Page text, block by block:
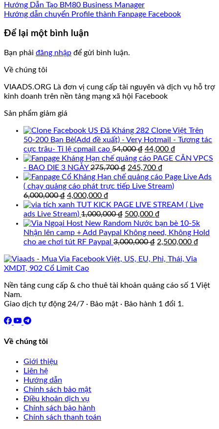
Hướng Dẫn Tạo BM80 Business Manager
Hướng dẫn chuyển Profile thành Fanpage Facebook
Để lại một bình luận
Bạn phải đăng nhập để gửi bình luận.
Về chúng tôi
VIAADS.ORG Là đơn vị cung cấp tài nguyên và dịch vụ hỗ trợ
kinh doanh trên nền tảng mạng xã hội Facebook
Sản phẩm giảm giá
Clone Việt Trên
50-200 Bạn Bè(Add đề xuất) - Very Hotmail - Tương tác
cực trâu- Tỉ lệ cpmail cao 54,000₫ Giá
gốc
là:
54,000 ₫.
44,000 ₫
hiện
là:
PAGE CÂN VPCS
- BAO DIE 3 NGÀY 275,700₫ Giá
gốc
là:
245,700 ₫
hiện
tại
245,700 ₫.
Page Live Ads
( chạy quảng cáo phát trực tiếp Live Stream)
6,000,000₫ Giá
gốc
là:
6,000,000 ₫.
4,000,000 ₫
hiện
tại
là:
4,000,000 ₫.
TUT KICK PAGE LIVE STREAM ( Live
ads Live Stream) 1,000,000₫ Giá
gốc
là:
1,000,000 ₫.
500,000 ₫
hiện
tại
là:
Nhận lên camp + Add Paypal Không need, Không Hold
cho ae chơi tút RF Paypal 3,000,000₫ Giá
là:
2,500,000 ₫
Nền tảng cung cấp & cho thuê tài khoản quảng cáo số 1 Việt
Nam.
Giao dịch tự động 24/7 · Bảo mật · Bảo hành 1 đổi 1.
Về chúng tôi
Giới thiệu
Liên hệ
Hướng dẫn
Chính sách bảo mật
Điều khoản dịch vụ
Chính sách bảo hành
Chính sách thanh toán